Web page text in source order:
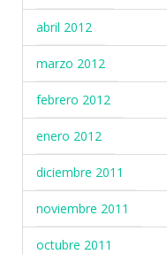
abril 2012
marzo 2012
febrero 2012
enero 2012
diciembre 2011
noviembre 2011
octubre 2011